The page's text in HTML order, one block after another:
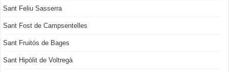
Sant Feliu Sasserra
Sant Fost de Campsentelles
Sant Fruitós de Bages
Sant Hipòlit de Voltregà